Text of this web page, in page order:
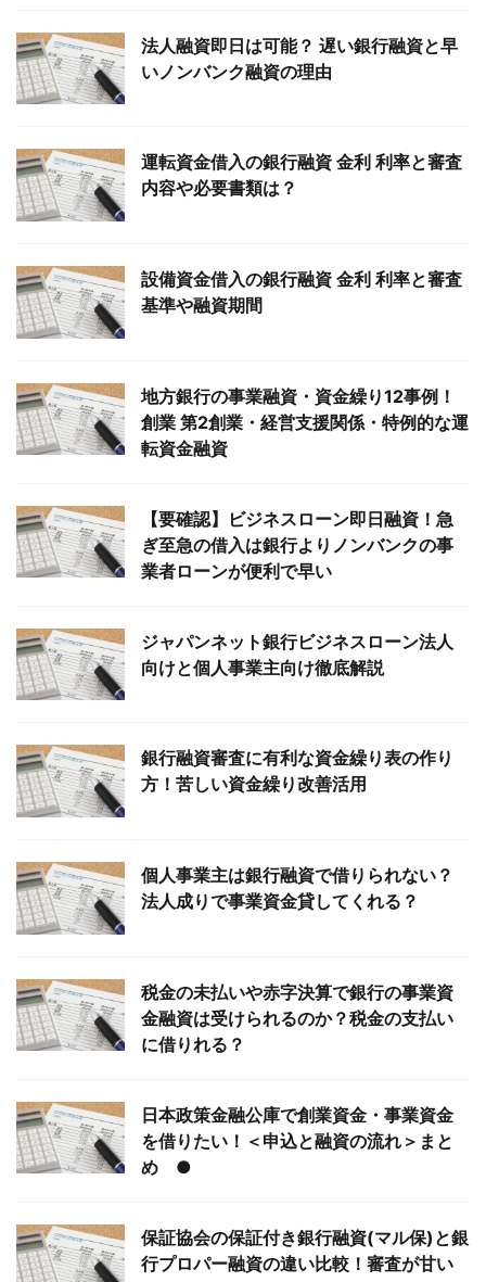
法人融資即日は可能？ 遅い銀行融資と早
いノンバンク融資の理由
運転資金借入の銀行融資 金利 利率と審査
内容や必要書類は？
設備資金借入の銀行融資 金利 利率と審査
基準や融資期間
地方銀行の事業融資・資金繰り12事例！
創業 第2創業・経営支援関係・特例的な運
転資金融資
【要確認】ビジネスローン即日融資！急
ぎ至急の借入は銀行よりノンバンクの事
業者ローンが便利で早い
ジャパンネット銀行ビジネスローン法人
向けと個人事業主向け徹底解説
銀行融資審査に有利な資金繰り表の作り
方！苦しい資金繰り改善活用
個人事業主は銀行融資で借りられない？
法人成りで事業資金貸してくれる？
税金の未払いや赤字決算で銀行の事業資
金融資は受けられるのか？税金の支払い
に借りれる？
日本政策金融公庫で創業資金・事業資金
を借りたい！＜申込と融資の流れ＞まと
め ●
保証協会の保証付き銀行融資(マル保)と銀
行プロパー融資の違い比較！審査が甘い